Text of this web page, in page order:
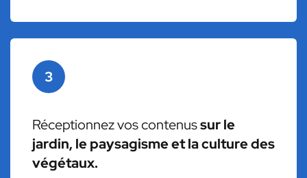
3
Réceptionnez vos contenussur le
jardin, le paysagisme et la culture des
végétaux.